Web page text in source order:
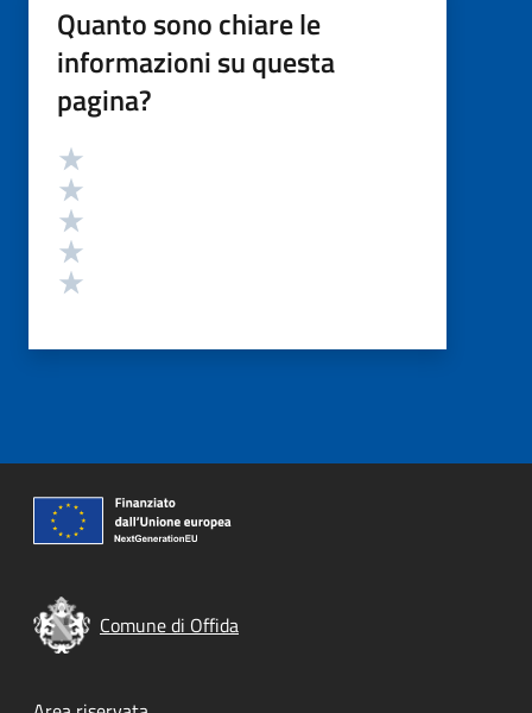
Quanto sono chiare le
informazioni su questa
pagina?
Valutazione
Comune di Offida